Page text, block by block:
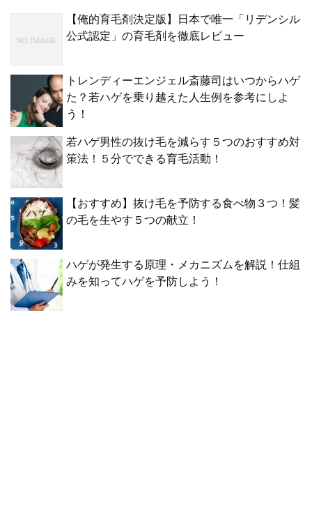
【俺的育毛剤決定版】日本で唯一「リデンシル
公式認定」の育毛剤を徹底レビュー
トレンディーエンジェル斎藤司はいつからハゲ
た？若ハゲを乗り越えた人生例を参考にしよ
う！
若ハゲ男性の抜け毛を減らす５つのおすすめ対
策法！５分でできる育毛活動！
【おすすめ】抜け毛を予防する食べ物３つ！髪
の毛を生やす５つの献立！
ハゲが発生する原理・メカニズムを解説！仕組
みを知ってハゲを予防しよう！